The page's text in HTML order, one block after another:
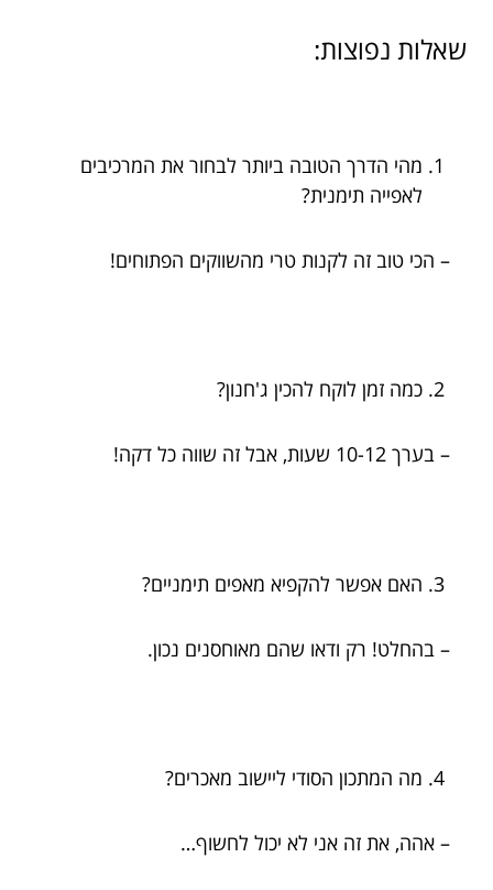
שאלות נפוצות:
מהי הדרך הטובה ביותר לבחור את המרכיבים
לאפייה תימנית?
– הכי טוב זה לקנות טרי מהשווקים הפתוחים!
כמה זמן לוקח להכין ג'חנון?
– בערך 10-12 שעות, אבל זה שווה כל דקה!
האם אפשר להקפיא מאפים תימניים?
– בהחלט! רק ודאו שהם מאוחסנים נכון.
מה המתכון הסודי ליישוב מאכרים?
– אהה, את זה אני לא יכול לחשוף…